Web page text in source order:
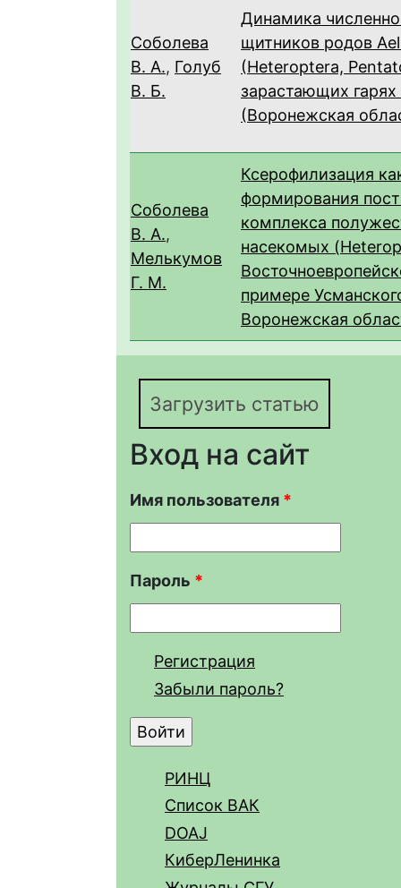
Соболева
В. А., Голуб
В. Б.
Динамика
щитников родов
(Heteroptera,
зарастающих
(Воронежская
Соболева
В. А.,
Мелькумов
Г. М.
Ксерофилизация
формирования
комплекса
насекомых
примере
Воронежская
Загрузить статью
Вход на сайт
Имя пользователя *
Пароль *
Регистрация
Забыли пароль?
РИНЦ
Список ВАК
DOAJ
КиберЛенинка